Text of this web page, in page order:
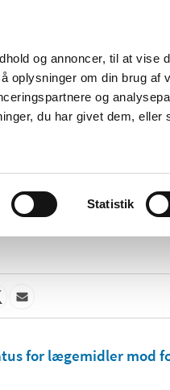
og annoncer, til at vise
oplysninger om din brug af
og
du har givet dem, eller
Statistik
Nyheder
Tilskud og
for lægemidler mod